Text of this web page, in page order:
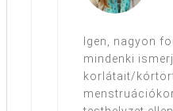
Igen, nagyon
mindenki
korlátait/